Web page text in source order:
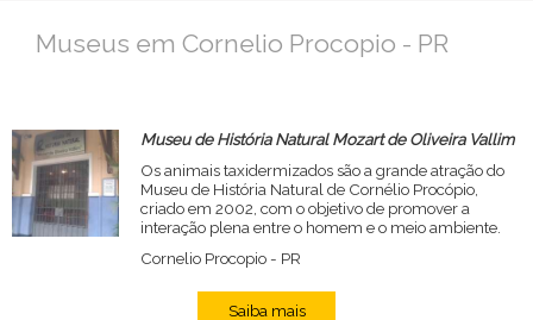
Museus em Cornelio Procopio - PR
Museu de História Natural Mozart de Oliveira Vallim
Os animais taxidermizados são a grande atração do
Museu de História Natural de Cornélio Procópio,
criado em 2002, com o objetivo de promover a
interação plena entre o homem e o meio ambiente.
Cornelio Procopio - PR
Saiba mais